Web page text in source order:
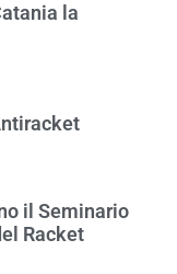
la
il Seminario
Racket